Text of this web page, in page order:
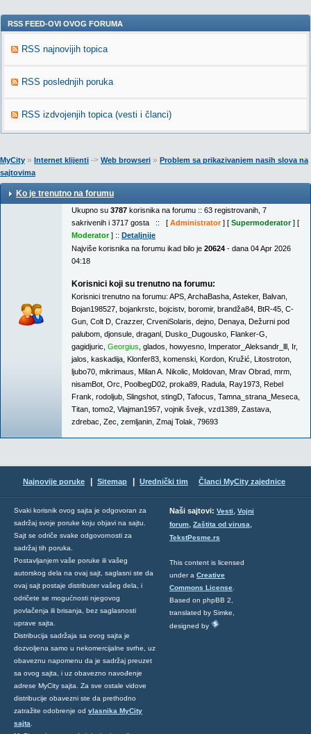
RSS FEED-OVI OVOG FORUMA
RSS najnovijih topica
RSS poslednjih poruka
RSS izdvojenjih topica (vesti i članci)
MyCity » Internet klijenti -> Web browseri » Problem sa prikazivanjem nasih slova na
sajtovima
Ko je trenutno na forumu
Ukupno su 3787 korisnika na forumu :: 63 registrovanih, 7
sakrivenih i 3717 gosta :: [ Administrator] [ Supermoderator] [
Moderator] :: Detaljnije
Najviše korisnika na forumu ikad bilo je 20624 - dana 04 Apr 2026
04:18
Korisnici koji su trenutno na forumu:
Korisnici trenutno na forumu: APS ArchaBasha Asteker, Balvan
Bojan198527 bojankrstc bojcistv, boromir, brandža84 BtR-45 C-
Gun Colt D Crazzer, CrveniSolaris dejno Denaya Dežurni pod
palubom djonsule draganl Dusko_Dugousko Flanker-G
gagidjuric Georgius glados howyesno Imperator_Aleksandr_lll Ir,
jalos kaskadija Klonfer83 komenski Kordon Kružić Litostroton
ljubo70 mikrimaus Milan A. Nikolic Moldovan Mrav Obrad mrm
nisamBot Orc PoolbegD02 proka89 Radula Ray1973 Rebel
Frank rodoljub Slingshot stingD Tafocus Tamna_strana_Meseca
Titan tomo2 Vlajman1957 vojnik švejk vzd1389 Zastava
zdrebac Zec zemljanin Zmaj Tolak 79693
Najnovije poruke Sitemap Urednički tim Članci MyCity zajednice
Svaki korisnik ovog sajta je odgovoran za
sadržaj svoje poruke koju objavi na sajtu.
Sajt se odriče svake odgovornosti za
sadržaj tih poruka.
Postavljanjem vaše poruke ili vašeg
autorskog dela na ovaj sajt, saglasni ste da
ovaj sajt postaje distributer vašeg dela, i
odričete se mogućnosti njegovog
povlačenja ili brisanja, bez saglasnosti
uprave sajta.
Distribucija sadržaja sa ovog sajta je
dozvoljena samo u nekomercijalne svrhe, uz
obaveznu napomenu da je sadržaj preuzet
sa ovog sajta, i uz obavezno navođenje
adrese MyCity sajta. Za sve ostale vidove
distribucije obavezni ste da prethodno
zatražite odobrenje od vlasnika MyCity
sajta
Naši sajtovi: Vesti, Vojni
forum, Zaštita od virusa,
TekstPesme.rs
This content is licensed
under a Creative
Commons License
Based on phpBB 2,
translated by Simke,
designed by